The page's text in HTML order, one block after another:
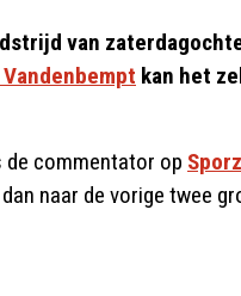
van
kan het
de commentator op
naar de vorige twee